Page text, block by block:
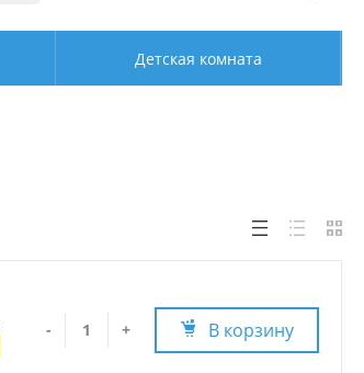
Детская комната
- + В корзину